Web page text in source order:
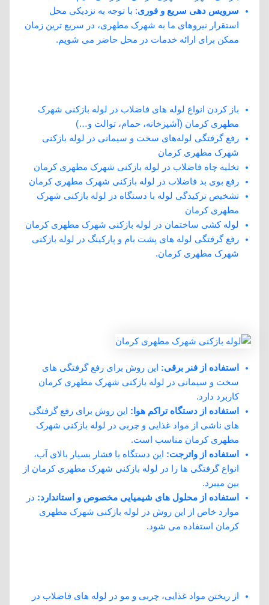
سرویس دهی سریع و فوری: با توجه به نزدیکی محل
استقرار نیروهای ما به شهرک مطهری، در سریع ترین زمان
ممکن برای ارائه خدمات در محل حاضر می شویم.
باز کردن انواع لوله ‌های فاضلاب در لوله بازکنی شهرک
مطهری کرمان (آشپزخانه، حمام، توالت و…)
رفع گرفتگی لوله‌های سخت و سیمانی در لوله بازکنی
شهرک مطهری کرمان
تخلیه چاه فاضلاب در لوله بازکنی شهرک مطهری کرمان
رفع بوی بد فاضلاب در لوله بازکنی شهرک مطهری کرمان
تشخیص ترکیدگی لوله با دستگاه در لوله بازکنی شهرک
مطهری کرمان
لوله کشی ساختمان در لوله بازکنی شهرک مطهری کرمان
رفع گرفتگی لوله های پشت بام و پارکینگ در لوله بازکنی
شهرک مطهری کرمان.
استفاده از فنر برقی: این روش برای رفع گرفتگی‌ های
سخت و سیمانی در لوله بازکنی شهرک مطهری کرمان
کاربرد دارد.
استفاده از دستگاه تراکم هوا: این روش برای رفع گرفتگی‌
های ناشی از مواد غذایی و چربی در لوله بازکنی شهرک
مطهری کرمان مناسب است.
استفاده از واترجت: این دستگاه با فشار بسیار بالای آب،
انواع گرفتگی ها را در لوله بازکنی شهرک مطهری کرمان از
بین میبرد.
استفاده از محلول های شیمیایی مخصوص و استاندارد: در
موارد خاص از این روش در لوله بازکنی شهرک مطهری
کرمان استفاده می شود.
از ریختن مواد غذایی، چربی و مو در لوله ‌های فاضلاب در